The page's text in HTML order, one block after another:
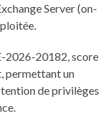
Server (on-
2026-20182, score
permettant un
de privilèges